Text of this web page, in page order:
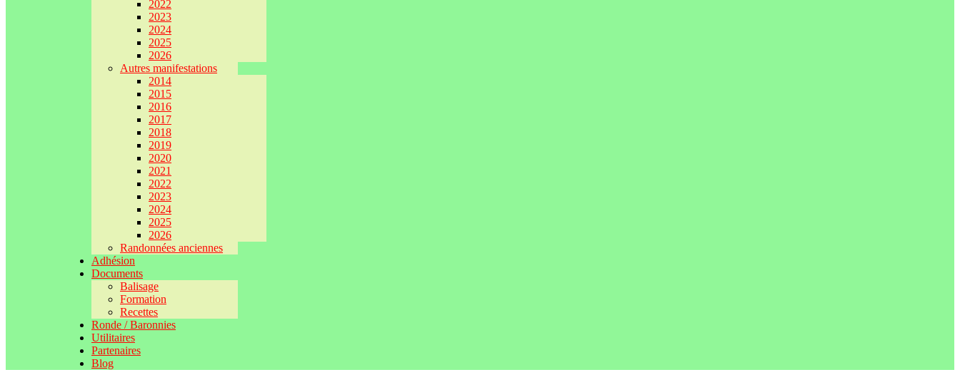
2022
2023
2024
2025
2026
Autres manifestations
2014
2015
2016
2017
2018
2019
2020
2021
2022
2023
2024
2025
2026
Randonnées anciennes
Adhésion
Documents
Balisage
Formation
Recettes
Ronde / Baronnies
Utilitaires
Partenaires
Blog